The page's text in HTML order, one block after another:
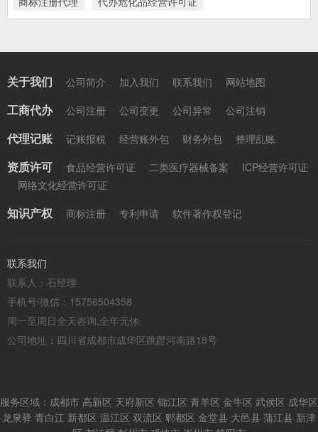
关于我们 公司简介 加入我们 联系我们 网站地图
工商代办 公司注册 公司变更 公司异常 公司注销
代理记账 记账报税 经营账外包 财务外包 整理乱账
资质许可 食品经营许可证 二类医疗器械备案
ICP经营许可证
网络文化经营许可证
知识产权 商标注册 专利申请 软件著作权登记
联系我们
联系人：石经理
手机号/微信：15756504358
周一至周日全天咨询,全年无休
公司地址：四川省成都市成华区跳蹬河南路18号
服务区域：成都市 高新区 天府新区 锦江区 青羊区 金牛区 武侯区 成华区
龙泉驿 青白江 新都区 温江区 双流区 郫都区 金堂县 大邑县 蒲江县 新津